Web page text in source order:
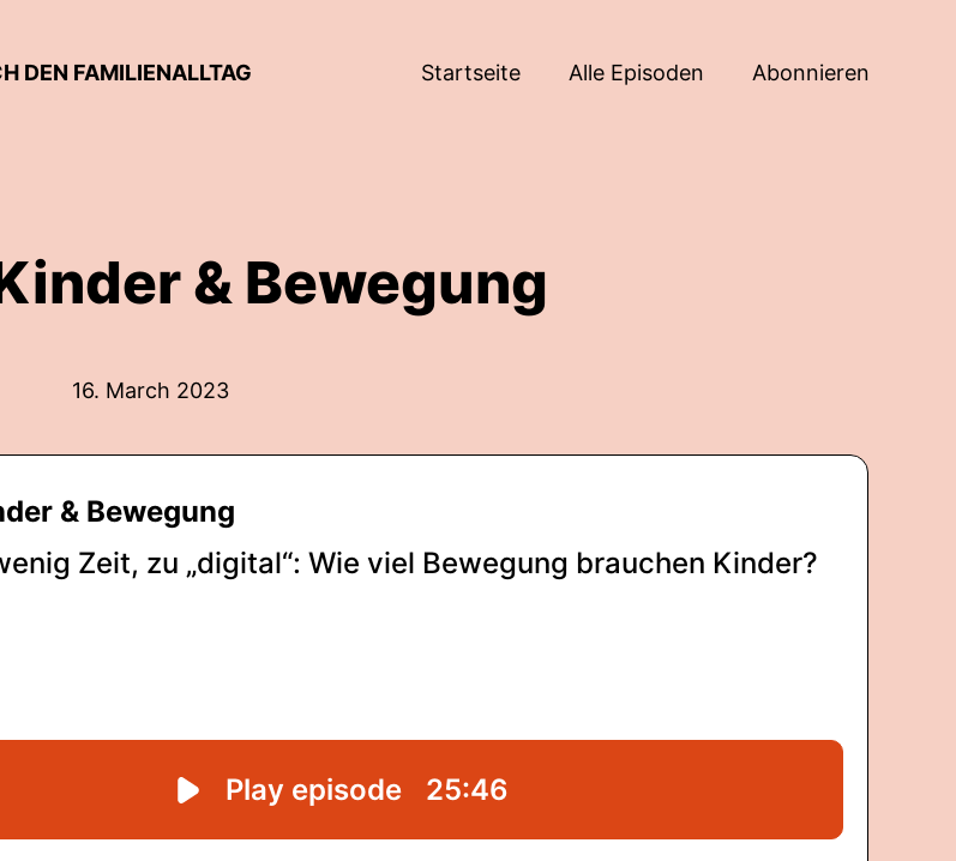
DEN FAMILIENALLTAG Startseite Alle Episoden Abonnieren
& Bewegung
16. March 2023